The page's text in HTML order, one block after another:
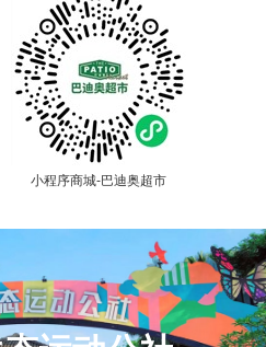
小程序商城-巴迪奥超市